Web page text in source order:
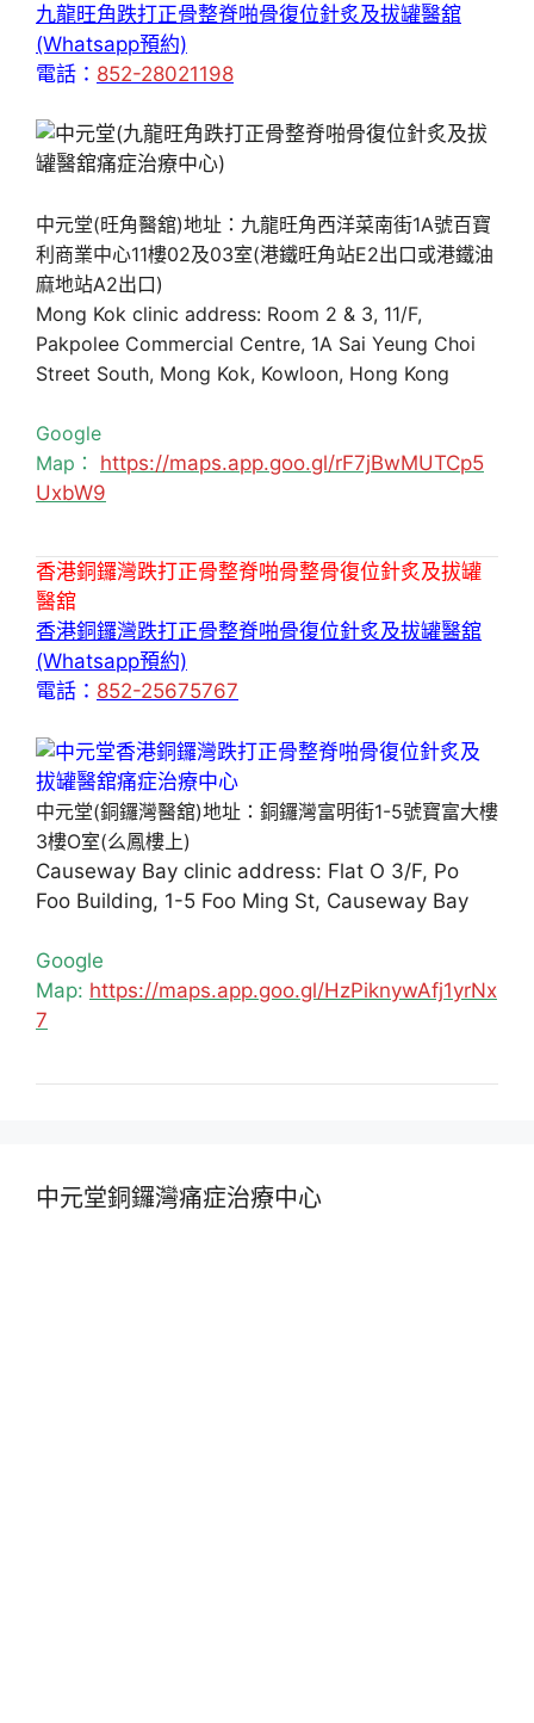
九龍旺角跌打正骨整脊啪骨復位針炙及拔罐醫舘
(Whatsapp預約)
電話： 852-28021198
中元堂(旺角醫舘)地址：九龍旺角西洋菜南街1A號百寶
利商業中心11樓02及03室(港鐵旺角站E2出口或港鐵油
麻地站A2出口)
Mong Kok clinic address: Room 2 & 3, 11/F,
Pakpolee Commercial Centre, 1A Sai Yeung Choi
Street South, Mong Kok, Kowloon, Hong Kong
Google
Map： https://maps.app.goo.gl/rF7jBwMUTCp5
UxbW9
香港銅鑼灣跌打正骨整脊啪骨整骨復位針炙及拔罐
醫舘
香港銅鑼灣跌打正骨整脊啪骨復位針炙及拔罐醫舘
(Whatsapp預約)
電話： 852-25675767
中元堂(銅鑼灣醫舘)地址：銅鑼灣富明街1-5號寶富大樓
3樓O室(么鳳樓上)
Causeway Bay clinic address: Flat O 3/F, Po
Foo Building, 1-5 Foo Ming St, Causeway Bay
Google
Map: https://maps.app.goo.gl/HzPiknywAfj1yrNx
7
中元堂銅鑼灣痛症治療中心